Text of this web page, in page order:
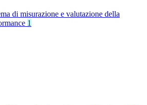
di misurazione e valutazione della
1